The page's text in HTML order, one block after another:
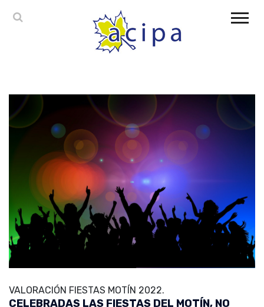
VALORACIÓN FIESTAS MOTÍN 2022.
CELEBRADAS LAS FIESTAS DEL MOTÍN, NO